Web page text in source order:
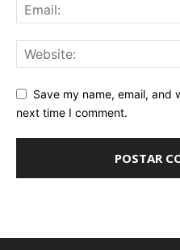
Save my name, email, and
next time I comment.